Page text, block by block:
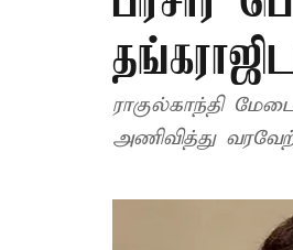
ராகுல்காந்தி
அணிவித்து